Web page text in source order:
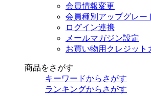
会員情報変更
会員種別アップグレー
ログイン連携
メールマガジン設定
お買い物用クレジット
商品をさがす
キーワードからさがす
ランキングからさがす